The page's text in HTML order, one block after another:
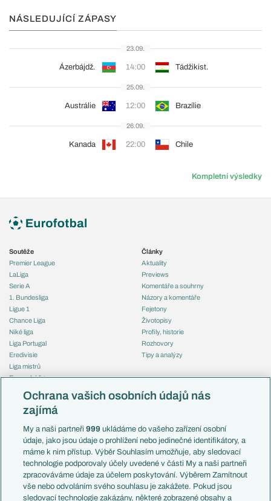
NÁSLEDUJÍCÍ ZÁPASY
23.09.
Ázerbájdž. 14:00 Tádžikist.
25.09.
Austrálie 12:00 Brazílie
26.09.
Kanada 22:00 Chile
Kompletní výsledky
Soutěže
Premier League
LaLiga
Serie A
1. Bundesliga
Ligue 1
Chance Liga
Niké liga
Liga Portugal
Eredivisie
Liga mistrů
Evropská liga
Mistrovství světa
Liga národů
Témata
Představení týmů MS
EuroSkauting
PL v kostce
Evropské koeficienty
Přestupy
Články
Aktuality
Previews
Komentáře a souhrny
Názory a komentáře
Fejetony
Životopisy
Profily, historie
Rozhovory
Tipy a analýzy
Česko
Francie
Itálie
Německo
Španělsko
Argentina
Brazílie
Ochrana vašich osobních údajů nás
zajímá
My a naši partneři999 ukládáme do vašeho zařízení osobní
údaje, jako jsou údaje o prohlížení nebo jedinečné identifikátory, a
máme k nim přístup. Výběr Souhlasím umožňuje, aby sledovací
technologie podporovaly účely uvedené v části My a naši partneři
zpracováváme údaje za účelem poskytování. Výběrem Zamítnout
vše nebo odvoláním svého souhlasu je zakážete. Pokud jsou
sledovací technologie zakázány, některé zobrazené obsahy a